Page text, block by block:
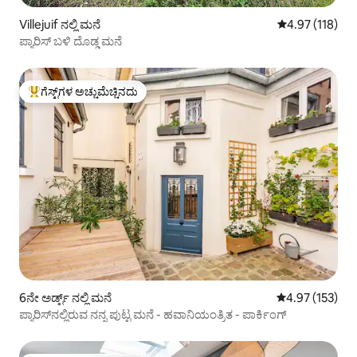
Villejuif ನಲ್ಲಿ ಮನೆ 5 ರಲ್ಲಿ 4.97
4.97 (118)
ಪ್ಯಾರಿಸ್ ಬಳಿ ದೊಡ್ಡ ಮನೆ
ಗೆಸ್ಟ್‌ಗಳಿಗೆ ಅತಿ ಹೆಚ್ಚು ಅಚ್ಚುಮೆಚ್ಚಿನದು
ಗೆಸ್ಟ್‌ಗಳ ಅಚ್ಚುಮೆಚ್ಚಿನದು
6ನೇ ಅರ್ಡ್ಟ್ ನಲ್ಲಿ ಮನೆ 5 ರಲ್ಲಿ 4.97
4.97 (153)
ಪ್ಯಾರಿಸ್‌ನಲ್ಲಿರುವ ನನ್ನ ಪುಟ್ಟ ಮನೆ - ಹವಾನಿಯಂತ್ರಿತ - ಪಾರ್ಕಿಂಗ್